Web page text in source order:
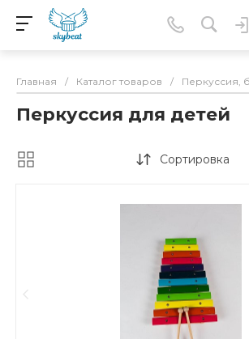
Главная / Каталог товаров / Перкуссия,
Перкуссия для детей
Сортировка